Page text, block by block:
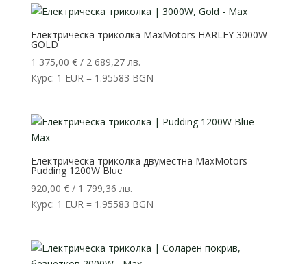
Електрическа триколка MaxMotors HARLEY 3000W
GOLD
1 375,00 €/ 2 689,27 лв.
Курс: 1 EUR = 1.95583 BGN
Електрическа триколка двуместна MaxMotors
Pudding 1200W Blue
920,00 €/ 1 799,36 лв.
Курс: 1 EUR = 1.95583 BGN